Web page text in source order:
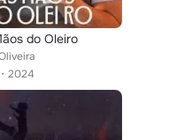
do Oleiro
2024